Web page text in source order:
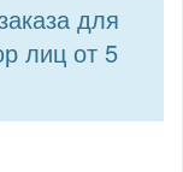
для
лиц от 5